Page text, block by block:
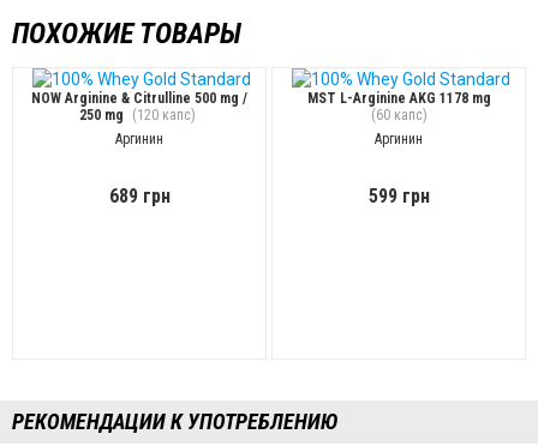
ПОХОЖИЕ ТОВАРЫ
NOW Arginine & Citrulline 500 mg /
250 mg
(120 капс)
Аргинин
689 грн
MST L-Arginine AKG 1178 mg
(60 капс)
Аргинин
599 грн
РЕКОМЕНДАЦИИ К УПОТРЕБЛЕНИЮ